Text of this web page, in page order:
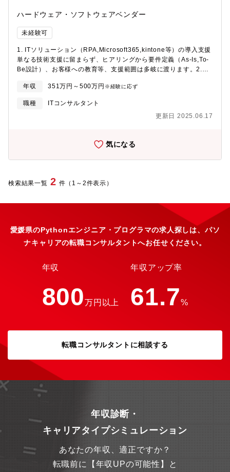
ハードウェア・ソフトウェアベンダー
未経験可
1. ITソリューション（RPA,Microsoft365,kintone等）の導入支援
単なる技術支援に留まらず、ヒアリングから要件定義（As-Is,To-
Be設計）、お客様への教育等、支援範囲は多岐に渡ります。2.
グ支援顧客課題に対して広範囲でのオペレーション改善、デジタ
ル人材育成に向けた企画・研修カリキュラム作成等、業務・組織
（人材）面からコンサルティングを行います。3. 民間企業への事
業企画・推進支援に係るコンサルティング支援民間企業における
案・実証支援を取り組むことも多いです。※こちらは東京、大阪
ではありません。多様な経験を通じて、自己のキャリアを広げる
ことが可能です。【魅力】■未経験でも技術（ITソリューション）
できます。※銀行/証券/メーカー/不動産/教育/飲食業界等、様々な
業界から入社・活躍中!■技術分野、コンサルティング分野のどち
らも経験できるため、幅広くキャリアを積むことができます。■成
長フェーズの為、企業とともに成長でき、実績に応じて早期にマ
ネージャーを目指すことができます。【研修体制について】RPA
る資料にて2週間程度研修を実施いたします。その中で分からない
るため、質問もしやすい環境はもちろんですが、過去の質問事例
等から学ぶことも可能です。その後はOJTや先輩社員の同行によ
リモートワークは可能ですが、お客様要望/環境によっては、対面
での対応もしています。また、現在はコロナウイルスまん延防止
務においてお客様課題の把握、解決のためには現場にでた方がよ
り効果的なため、コロナが収束していくのにあわせ、将来的には
減少傾向となる予定です。※案件対応時は基本的に直行直帰とな
ります。【歓迎要件】▼プログラミング経験（VBA、VB、Java、
進、業務改善に関するコンサルティング経験▼ITソリューション
に係る営業経験▼法人向け新規営業開拓経験▼課題解決型の顧客
提案・折衝経験（個人・法人、業界、年数は問わず）▼お客様へ
て社会を活性化させたいという志向の方
年収 351万円～500万円 ※経験に応ず
職種
ITコンサルタント
更新日 2025.06.17
気になる
検索結果一覧 2 件（1～2件表示）
愛媛県のPythonエンジニア・プログラマの求人探しは、パソ
ナキャリアの転職コンサルタントへお任せください。
年収
800万円以上
年収アップ率
61.7%
転職コンサルタントに相談する
年収診断・
キャリアタイプシミュレーション
あなたの年収、適正ですか？
転職前に【年収UPの可能性】と